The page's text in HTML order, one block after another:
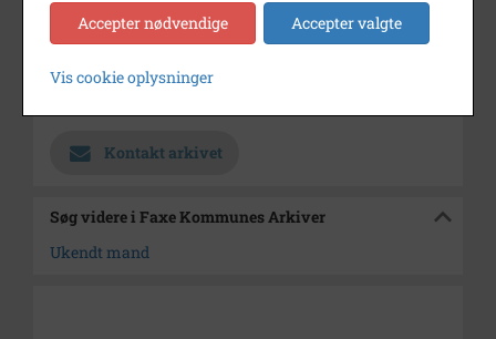
Type
Kommune (1970-2050)
Kontakt arkivet
Søg videre i Faxe Kommunes Arkiver
Ukendt mand
Accepter nødvendige Accepter valgte
Vis cookie oplysninger